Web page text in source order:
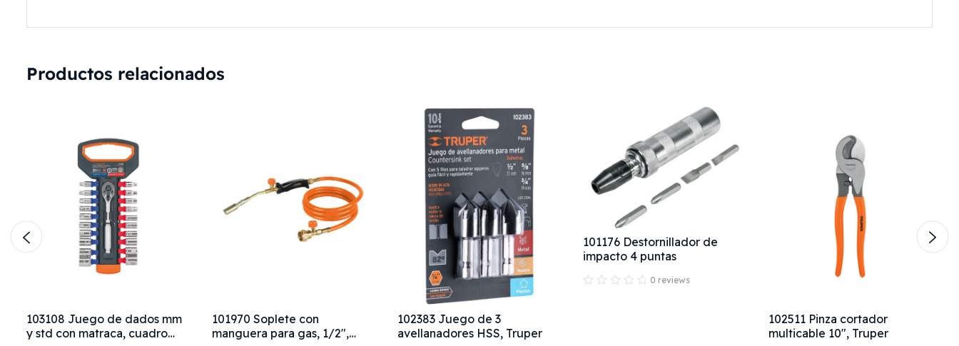
Productos relacionados
103108 Juego de dados mm
y std con matraca, cuadro
101970 Soplete con
manguera para gas, 1/2",
102383 Juego de 3
avellanadores HSS, Truper
101176 Destornillador de
impacto 4 puntas
0 reviews
102511 Pinza cortador
multicable 10", Truper